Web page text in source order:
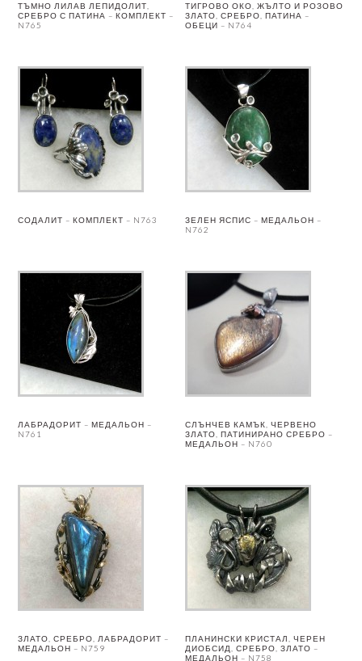
ТЪМНО ЛИЛАВ ЛЕПИДОЛИТ,
СРЕБРО С ПАТИНА – КОМПЛЕКТ –
N765
ТИГРОВО ОКО, ЖЪЛТО И РОЗОВО
ЗЛАТО, СРЕБРО, ПАТИНА –
ОБЕЦИ – N764
СОДАЛИТ – КОМПЛЕКТ – N763
ЗЕЛЕН ЯСПИС – МЕДАЛЬОН –
N762
ЛАБРАДОРИТ – МЕДАЛЬОН –
N761
СЛЪНЧЕВ КАМЪК, ЧЕРВЕНО
ЗЛАТО, ПАТИНИРАНО СРЕБРО –
МЕДАЛЬОН – N760
ЗЛАТО, СРЕБРО, ЛАБРАДОРИТ –
МЕДАЛЬОН – N759
ПЛАНИНСКИ КРИСТАЛ, ЧЕРЕН
ДИОБСИД, СРЕБРО, ЗЛАТО –
МЕДАЛЬОН – N758